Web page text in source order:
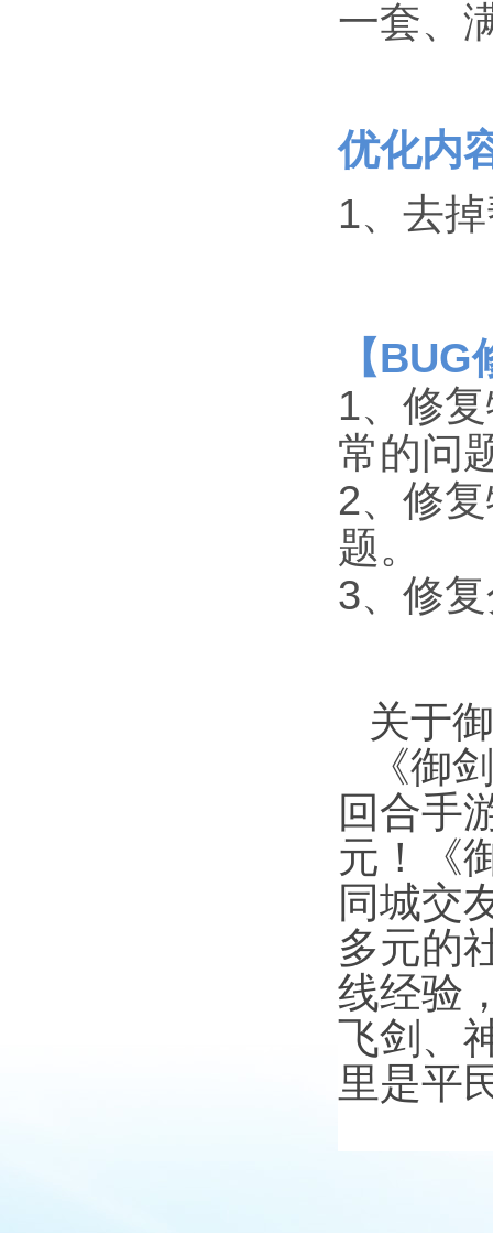
一套、
优化内
1、去
【
1、修
常的问
2、修
题。
3、修
关于
《御
回合手
元！《
同城交
多元的
线经验
飞剑、
里是平